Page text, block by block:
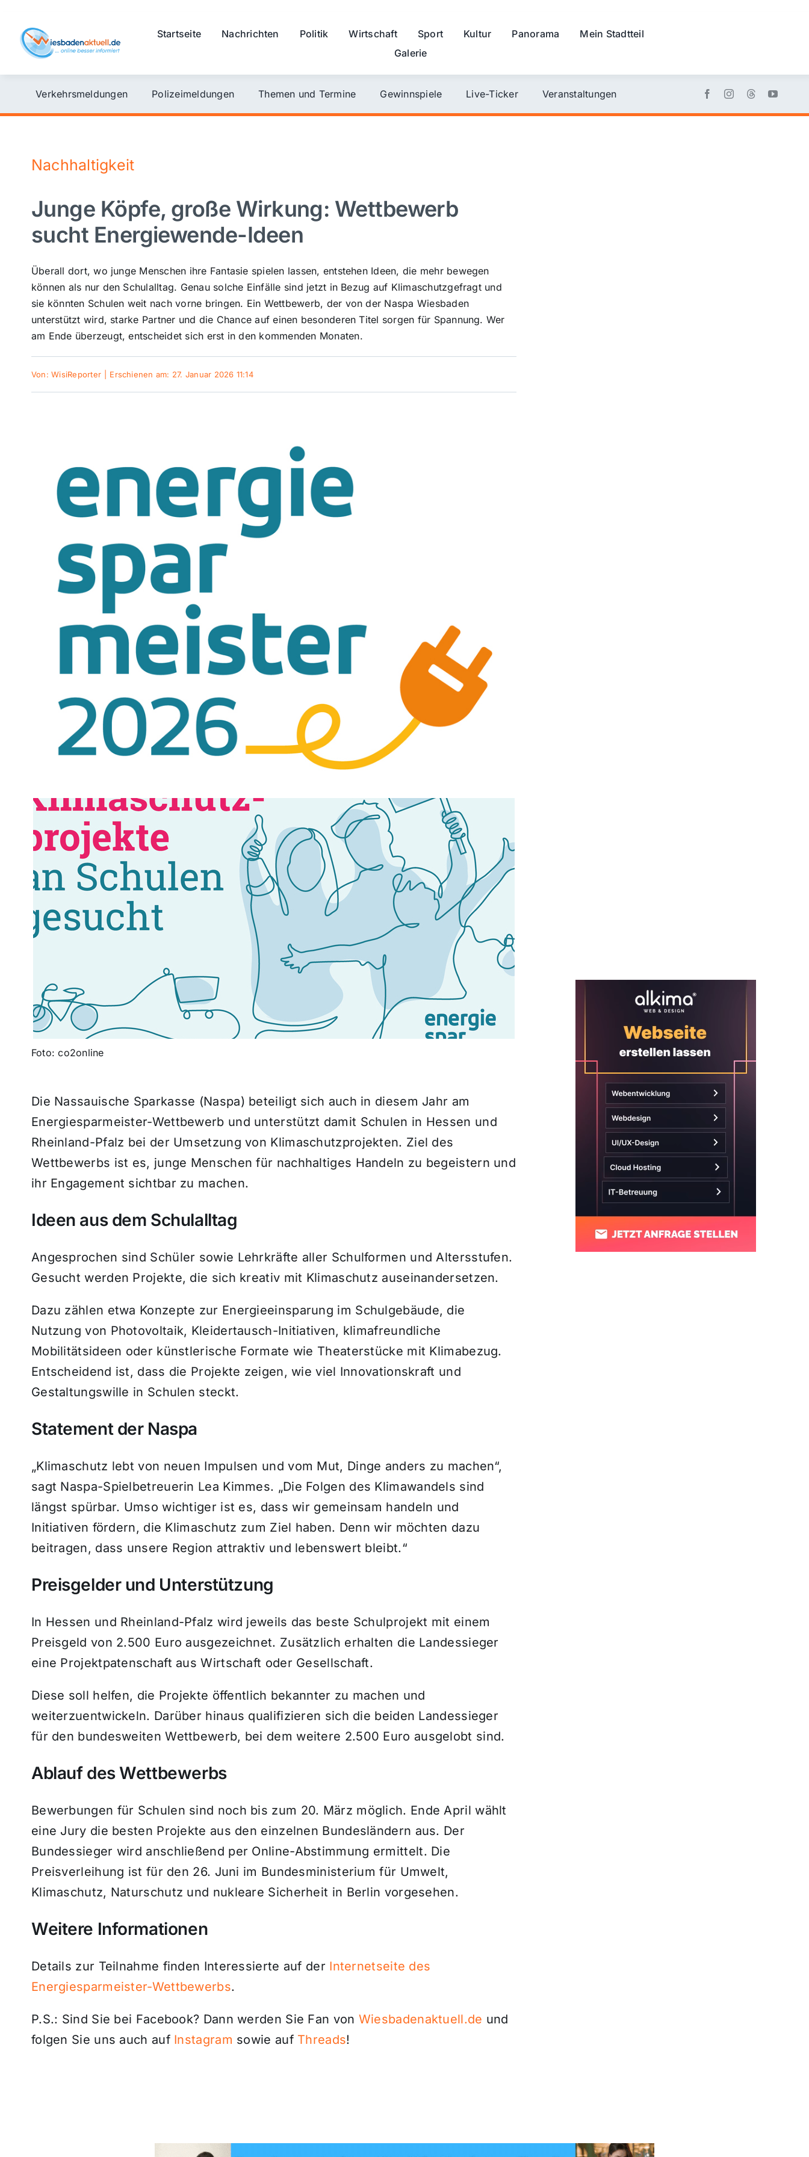
content
Startseite Nachrichten Politik Wirtschaft Sport Kultur Panorama
Mein Stadtteil
Galerie
Verkehrsmeldungen Polizeimeldungen Themen und Termine Gewinnspiele Live-Ticker Veranstaltungen
Nachhaltigkeit
Junge Köpfe, große Wirkung: Wettbewerb
sucht Energiewende-Ideen
Überall dort, wo junge Menschen ihre Fantasie spielen lassen, entstehen Ideen, die mehr bewegen
können als nur den Schulalltag. Genau solche Einfälle sind jetzt in Bezug auf Klimaschutzgefragt und
sie könnten Schulen weit nach vorne bringen. Ein Wettbewerb, der von der Naspa Wiesbaden
unterstützt wird, starke Partner und die Chance auf einen besonderen Titel sorgen für Spannung. Wer
am Ende überzeugt, entscheidet sich erst in den kommenden Monaten.
Von:WisiReporter Erschienen am: 27. Januar 2026 11:14
Foto: co2online
Die Nassauische Sparkasse (Naspa) beteiligt sich auch in diesem Jahr am
Energiesparmeister-Wettbewerb und unterstützt damit Schulen in Hessen und
Rheinland-Pfalz bei der Umsetzung von Klimaschutzprojekten. Ziel des
Wettbewerbs ist es, junge Menschen für nachhaltiges Handeln zu begeistern und
ihr Engagement sichtbar zu machen.
Ideen aus dem Schulalltag
Angesprochen sind Schüler sowie Lehrkräfte aller Schulformen und Altersstufen.
Gesucht werden Projekte, die sich kreativ mit Klimaschutz auseinandersetzen.
Dazu zählen etwa Konzepte zur Energieeinsparung im Schulgebäude, die
Nutzung von Photovoltaik, Kleidertausch-Initiativen, klimafreundliche
Mobilitätsideen oder künstlerische Formate wie Theaterstücke mit Klimabezug.
Entscheidend ist, dass die Projekte zeigen, wie viel Innovationskraft und
Gestaltungswille in Schulen steckt.
Statement der Naspa
„Klimaschutz lebt von neuen Impulsen und vom Mut, Dinge anders zu machen“,
sagt Naspa-Spielbetreuerin Lea Kimmes. „Die Folgen des Klimawandels sind
längst spürbar. Umso wichtiger ist es, dass wir gemeinsam handeln und
Initiativen fördern, die Klimaschutz zum Ziel haben. Denn wir möchten dazu
beitragen, dass unsere Region attraktiv und lebenswert bleibt.“
Preisgelder und Unterstützung
In Hessen und Rheinland-Pfalz wird jeweils das beste Schulprojekt mit einem
Preisgeld von 2.500 Euro ausgezeichnet. Zusätzlich erhalten die Landessieger
eine Projektpatenschaft aus Wirtschaft oder Gesellschaft.
Diese soll helfen, die Projekte öffentlich bekannter zu machen und
weiterzuentwickeln. Darüber hinaus qualifizieren sich die beiden Landessieger
für den bundesweiten Wettbewerb, bei dem weitere 2.500 Euro ausgelobt sind.
Ablauf des Wettbewerbs
Bewerbungen für Schulen sind noch bis zum 20. März möglich. Ende April wählt
eine Jury die besten Projekte aus den einzelnen Bundesländern aus. Der
Bundessieger wird anschließend per Online-Abstimmung ermittelt. Die
Preisverleihung ist für den 26. Juni im Bundesministerium für Umwelt,
Klimaschutz, Naturschutz und nukleare Sicherheit in Berlin vorgesehen.
Weitere Informationen
Details zur Teilnahme finden Interessierte auf der Internetseite des
Energiesparmeister-Wettbewerbs.
P.S.: Sind Sie bei Facebook? Dann werden Sie Fan von Wiesbadenaktuell.de und
folgen Sie uns auch auf Instagram sowie auf Threads!